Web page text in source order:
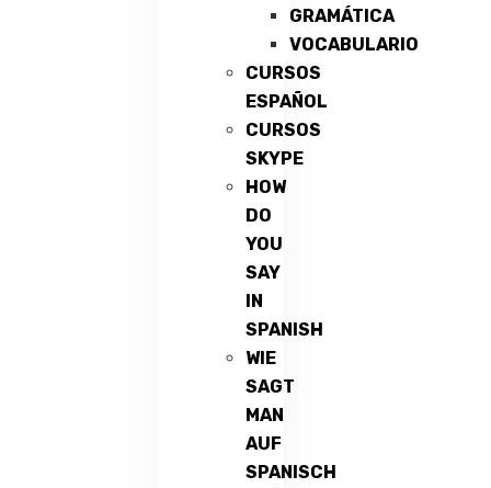
GRAMÁTICA
VOCABULARIO
CURSOS
ESPAÑOL
CURSOS
SKYPE
HOW
DO
YOU
SAY
IN
SPANISH
WIE
SAGT
MAN
AUF
SPANISCH